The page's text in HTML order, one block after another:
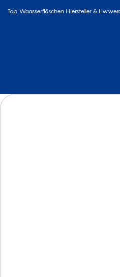
Top Waasserfläschen Hiersteller &